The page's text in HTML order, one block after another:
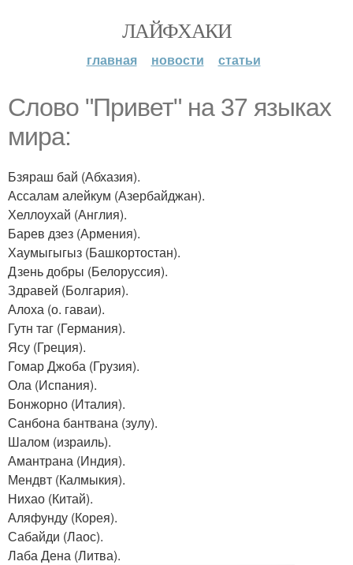
ЛАЙФХАКИ
главная новости статьи
Слово "Привет" на 37 языках
мира:
Бзяраш бай (Абхазия).
Ассалам алейкум (Азербайджан).
Хеллоухай (Англия).
Барев дзез (Армения).
Хаумыгыгыз (Башкортостан).
Дзень добры (Белоруссия).
Здравей (Болгария).
Алоха (о. гаваи).
Гутн таг (Германия).
Ясу (Греция).
Гомар Джоба (Грузия).
Ола (Испания).
Бонжорно (Италия).
Санбона бантвана (зулу).
Шалом (израиль).
Амантрана (Индия).
Мендвт (Калмыкия).
Нихао (Китай).
Аляфунду (Корея).
Сабайди (Лаос).
Лаба Дена (Литва).